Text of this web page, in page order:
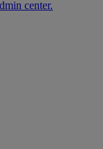
center.